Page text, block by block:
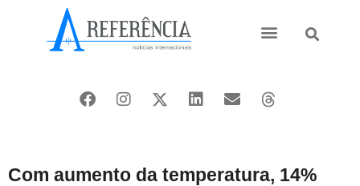
Com aumento da temperatura, 14%